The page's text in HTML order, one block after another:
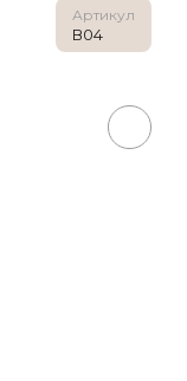
Артикул
В04